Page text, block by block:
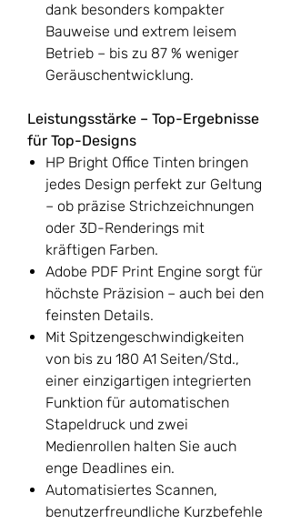
dank besonders kompakter
Bauweise und extrem leisem
Betrieb – bis zu 87 % weniger
Geräuschentwicklung.
Leistungsstärke – Top-Ergebnisse
für Top-Designs
HP Bright Office Tinten bringen
jedes Design perfekt zur Geltung
– ob präzise Strichzeichnungen
oder 3D-Renderings mit
kräftigen Farben.
Adobe PDF Print Engine sorgt für
höchste Präzision – auch bei den
feinsten Details.
Mit Spitzengeschwindigkeiten
von bis zu 180 A1 Seiten/Std.,
einer einzigartigen integrierten
Funktion für automatischen
Stapeldruck und zwei
Medienrollen halten Sie auch
enge Deadlines ein.
Automatisiertes Scannen,
benutzerfreundliche Kurzbefehle